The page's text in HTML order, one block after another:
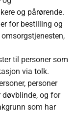
og pårørende.
for bestilling og
til personer som
via tolk.
personer
døvblinde, og for
som har